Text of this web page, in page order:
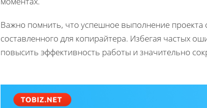
Важно помнить, что успешное выполнение проекта
составленного для копирайтера. Избегая частых
повысить эффективность работы и значительно